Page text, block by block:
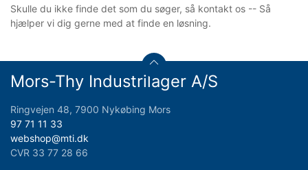
Skulle du ikke finde det som du søger, så kontakt os -- Så
hjælper vi dig gerne med at finde en løsning.
Mors-Thy Industrilager A/S
Ringvejen 48, 7900 Nykøbing Mors
97 71 11 33
webshop@mti.dk
CVR 33 77 28 66